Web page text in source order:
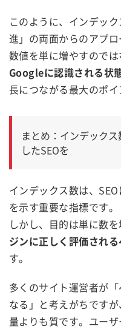
このように、インデッ
進」の両面からのアプロ
数値を単に増やすのでは
Googleに認識される状
長につながる最大のポイ
まとめ：インデック
したSEOを
インデックス数は、
を示す重要な指標です。
しかし、目的は単に数
ジンに正しく評価され
す。
多くのサイト運営者が
なる」と考えがちです
量よりも質です。ユー